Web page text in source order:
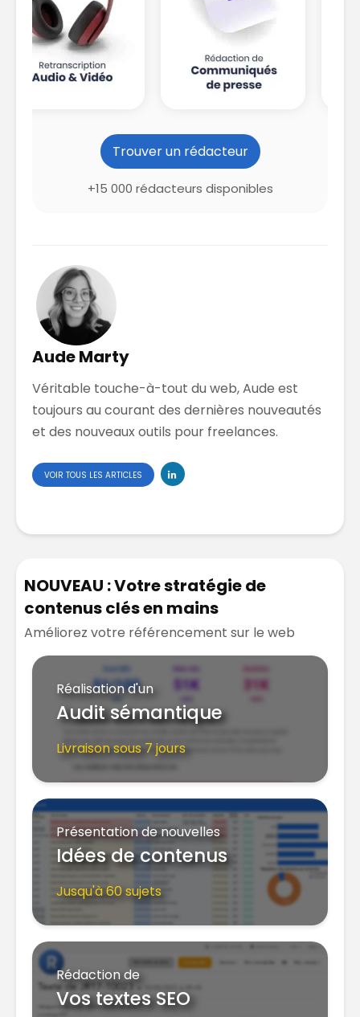
Trouver un rédacteur
+15 000 rédacteurs disponibles
Aude Marty
Véritable touche-à-tout du web, Aude est
toujours au courant des dernières nouveautés
et des nouveaux outils pour freelances.
VOIR TOUS LES ARTICLES
NOUVEAU : Votre stratégie de
contenus clés en mains
Améliorez votre référencement sur le web
Réalisation d'un
Audit sémantique
Livraison sous 7 jours
Présentation de nouvelles
Idées de contenus
Jusqu'à 60 sujets
Rédaction de
Vos textes SEO